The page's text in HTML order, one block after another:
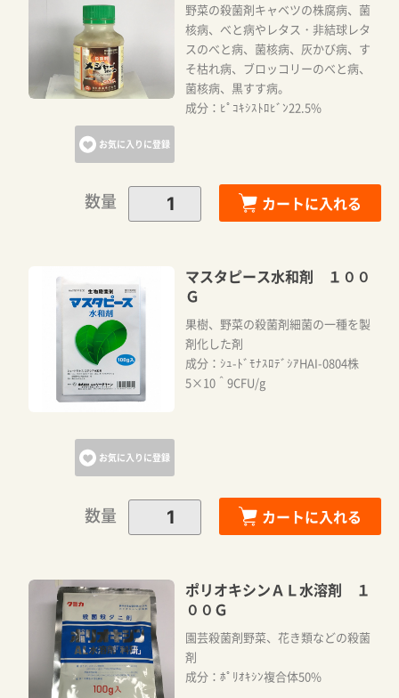
お気に入りに登録
野菜の殺菌剤キャベツの株腐病、菌
核病、べと病やレタス・非結球レタ
スのべと病、菌核病、灰かび病、す
そ枯れ病、ブロッコリーのべと病、
菌核病、黒すす病。
成分：ﾋﾟｺｷｼｽﾄﾛﾋﾞﾝ22.5%
数量 カートに入れる
お気に入りに登録
マスタピース水和剤 １００
Ｇ
果樹、野菜の殺菌剤細菌の一種を製
剤化した剤
成分：ｼｭ-ﾄﾞﾓﾅｽﾛﾃﾞｼｱHAI-0804株
5×10＾9CFU/g
数量 カートに入れる
ポリオキシンＡＬ水溶剤 １
００Ｇ
園芸殺菌剤野菜、花き類などの殺菌
剤
成分：ﾎﾟﾘｵｷｼﾝ複合体50%